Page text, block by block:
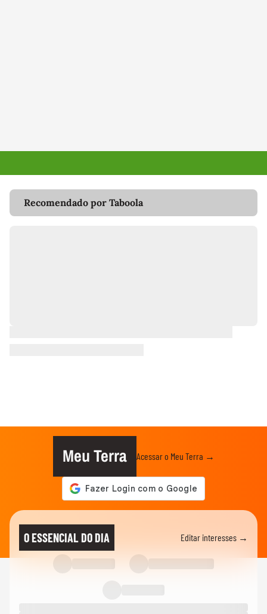
Recomendado por Taboola
Meu Terra Acessar o Meu Terra →
O ESSENCIAL DO DIA Editar interesses →